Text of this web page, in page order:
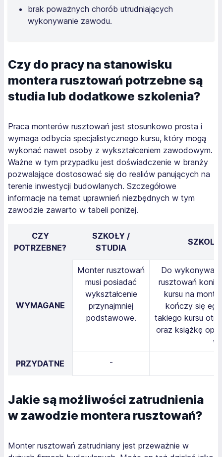
brak poważnych chorób utrudniających
wykonywanie zawodu.
Czy do pracy na stanowisku
montera rusztowań potrzebne są
studia lub dodatkowe szkolenia?
Praca monterów rusztowań jest stosunkowo prosta i
wymaga odbycia specjalistycznego kursu, który mogą
wykonać nawet osoby z wykształceniem zawodowym.
Ważne w tym przypadku jest doświadczenie w branży
pozwalające dostosować się do realiów panujących na
terenie inwestycji budowlanych. Szczegółowe
informacje na temat uprawnień niezbędnych w tym
zawodzie zawarto w tabeli poniżej.
CZY
POTRZEBNE?
SZKOŁY /
STUDIA
WYMAGANE
Monter rusztowań
musi posiadać
wykształcenie
przynajmniej
podstawowe.
Do
rusztowań
kursu na
kończy się
takiego kursu
oraz książkę
PRZYDATNE -
Jakie są możliwości zatrudnienia
w zawodzie montera rusztowań?
Monter rusztowań zatrudniany jest przeważnie w